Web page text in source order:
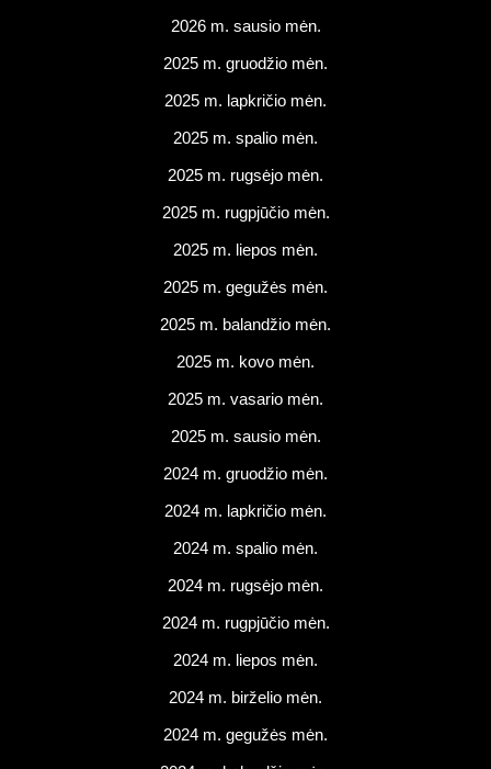
2026 m. sausio mėn.
2025 m. gruodžio mėn.
2025 m. lapkričio mėn.
2025 m. spalio mėn.
2025 m. rugsėjo mėn.
2025 m. rugpjūčio mėn.
2025 m. liepos mėn.
2025 m. gegužės mėn.
2025 m. balandžio mėn.
2025 m. kovo mėn.
2025 m. vasario mėn.
2025 m. sausio mėn.
2024 m. gruodžio mėn.
2024 m. lapkričio mėn.
2024 m. spalio mėn.
2024 m. rugsėjo mėn.
2024 m. rugpjūčio mėn.
2024 m. liepos mėn.
2024 m. birželio mėn.
2024 m. gegužės mėn.